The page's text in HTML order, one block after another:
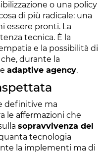
o una policy
di più radicale: una
essere pronti. La
tecnica. È la
e la possibilità di
durante la
adaptive agency.
definitive ma
le affermazioni che
sopravvivenza del
tecnologia
la implementi ma di